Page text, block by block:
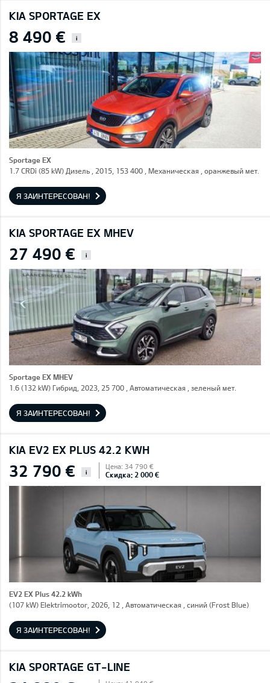
KIA SPORTAGE EX
8 490 € i
Sportage EX
1.7 CRDi (85 kW) Дизель , 2015, 153 400 , Механическая , оранжевый мет.
Я ЗАИНТЕРЕСОВАН!
KIA SPORTAGE EX MHEV
27 490 € i
Sportage EX MHEV
1.6 (132 kW) Гибрид, 2023, 25 700 , Автоматическая , зеленый мет.
Я ЗАИНТЕРЕСОВАН!
KIA EV2 EX PLUS 42.2 KWH
32 790 € i
Цена: 34 790 €
Скидка: 2 000 €
EV2 EX Plus 42.2 kWh
(107 kW) Elektrimootor, 2026, 12 , Автоматическая , синий (Frost Blue)
Я ЗАИНТЕРЕСОВАН!
KIA SPORTAGE GT-LINE